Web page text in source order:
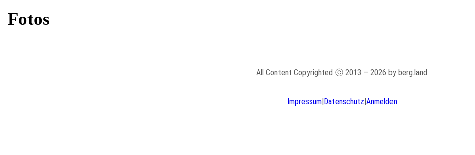
Fotos
All Content Copyrighted ⓒ 2013 – 2026 by berg.land.
Impressum Datenschutz Anmelden